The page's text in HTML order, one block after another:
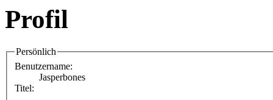
Profil
Persönlich
Benutzername:
Jasperbones
Titel: